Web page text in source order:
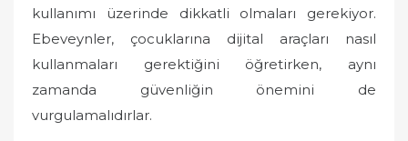
kullanımı üzerinde dikkatli olmaları gerekiyor.
Ebeveynler, çocuklarına dijital araçları nasıl
kullanmaları gerektiğini öğretirken, aynı
zamanda güvenliğin önemini de
vurgulamalıdırlar.